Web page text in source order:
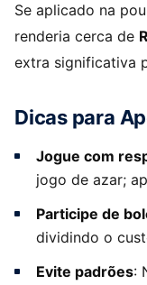
Se aplicado na
renderia cerca de
extra significativa
Dicas para
Jogue com
jogo de azar;
Participe de
dividindo o
Evite padrões: